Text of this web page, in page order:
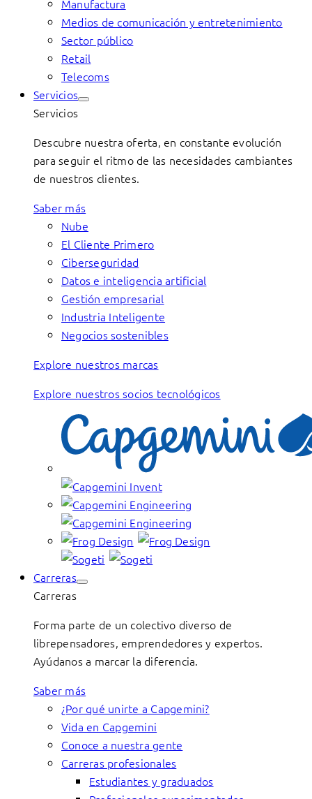
Manufactura
Medios de comunicación y entretenimiento
Sector público
Retail
Telecoms
Servicios
Servicios
Descubre nuestra oferta, en constante evolución
para seguir el ritmo de las necesidades cambiantes
de nuestros clientes.
Saber más
Nube
El Cliente Primero
Ciberseguridad
Datos e inteligencia artificial
Gestión empresarial
Industria Inteligente
Negocios sostenibles
Explore nuestros marcas
Explore nuestros socios tecnológicos
Carreras
Carreras
Forma parte de un colectivo diverso de
librepensadores, emprendedores y expertos.
Ayúdanos a marcar la diferencia.
Saber más
¿Por qué unirte a Capgemini?
Vida en Capgemini
Conoce a nuestra gente
Carreras profesionales
Estudiantes y graduados